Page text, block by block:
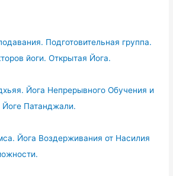
Подготовительная группа.
йоги. Открытая Йога.
Йога Непрерывного Обучения и
Патанджали.
Йога Воздерживания от Насилия